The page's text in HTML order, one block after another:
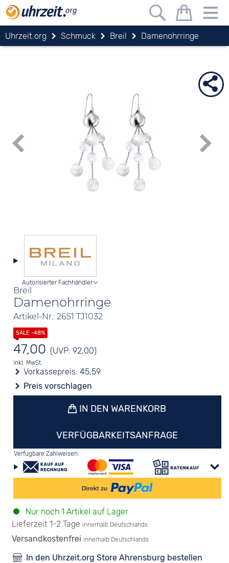
Uhrzeit.org Schmuck Breil Damenohrringe
Breil
Damenohrringe
Artikel-Nr.: 2651 TJ1032
Autorisierter Fachhändler
47,00 (UVP: 92,00)
inkl. MwSt.
Vorkassepreis:45,59
Preis vorschlagen
IN DEN WARENKORB
VERFÜGBARKEITSANFRAGE
Verfügbare Zahlweisen:
Nur noch 1 Artikel auf Lager
Lieferzeit 1-2 Tage innerhalb Deutschlands
Versandkostenfrei innerhalb Deutschlands
In den Uhrzeit.org Store Ahrensburg bestellen